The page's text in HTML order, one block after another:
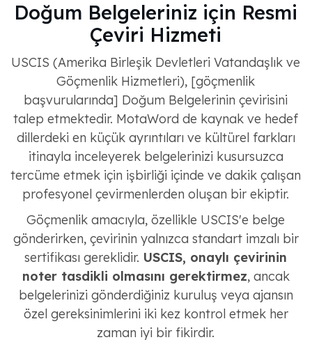
Doğum Belgeleriniz için Resmi
Çeviri Hizmeti
USCIS (Amerika Birleşik Devletleri Vatandaşlık ve
Göçmenlik Hizmetleri), [göçmenlik
başvurularında] Doğum Belgelerinin çevirisini
talep etmektedir. MotaWord de kaynak ve hedef
dillerdeki en küçük ayrıntıları ve kültürel farkları
itinayla inceleyerek belgelerinizi kusursuzca
tercüme etmek için işbirliği içinde ve dakik çalışan
profesyonel çevirmenlerden oluşan bir ekiptir.
Göçmenlik amacıyla, özellikle USCIS'e belge
gönderirken, çevirinin yalnızca standart imzalı bir
sertifikası gereklidir. USCIS, onaylı çevirinin
noter tasdikli olmasını gerektirmez, ancak
belgelerinizi gönderdiğiniz kuruluş veya ajansın
özel gereksinimlerini iki kez kontrol etmek her
zaman iyi bir fikirdir.